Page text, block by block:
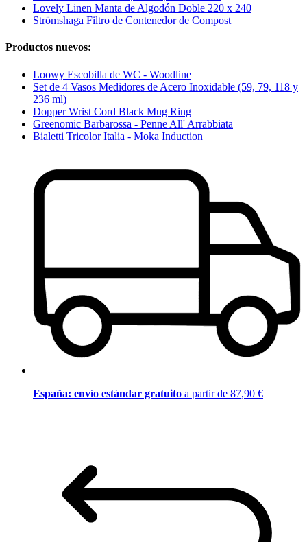
Lovely Linen Manta de Algodón Doble 220 x 240
Strömshaga Filtro de Contenedor de Compost
Productos nuevos:
Loowy Escobilla de WC - Woodline
Set de 4 Vasos Medidores de Acero Inoxidable (59, 79, 118 y
236 ml)
Dopper Wrist Cord Black Mug Ring
Greenomic Barbarossa - Penne All' Arrabbiata
Bialetti Tricolor Italia - Moka Induction
España: envío estándar gratuito a partir de 87,90 €